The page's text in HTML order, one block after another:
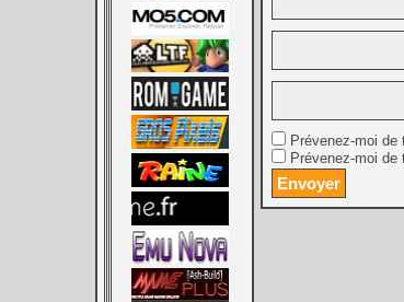
Prévenez-moi
Prévenez-moi